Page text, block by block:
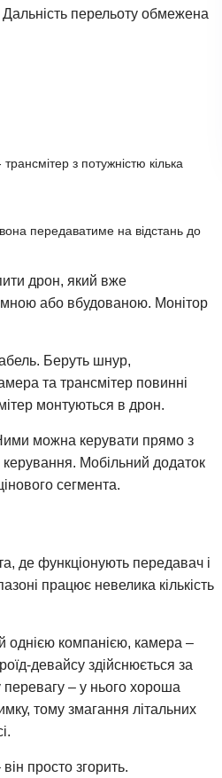
Дальність перельоту обмежена
з потужністю кілька
передаватиме на відстань до
дрон, який вже
або вбудованою. Монітор
Беруть шнур,
та трансмітер повинні
монтуються в дрон.
можна керувати прямо з
Мобільний додаток
сегмента.
де функціонують передавач і
працює невелика кількість
однією компанією, камера –
девайсу здійснюється за
– у нього хороша
тому змагання літальних
просто згорить.